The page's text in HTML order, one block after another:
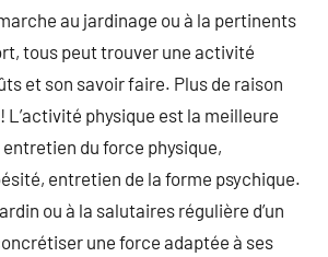
au jardinage ou à la pertinents
tous peut trouver une activité
et son savoir faire. Plus de raison
L’activité physique est la meilleure
du force physique,
entretien de la forme psychique.
ou à la salutaires régulière d’un
une force adaptée à ses